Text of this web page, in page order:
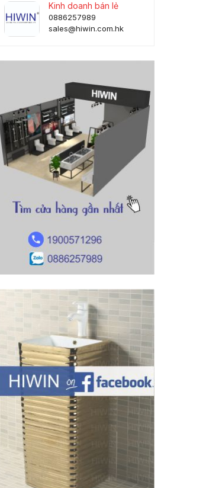
Kinh doanh bán lẻ
0886257989
sales@hiwin.com.hk